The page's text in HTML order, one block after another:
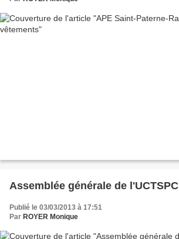
Assemblée générale de l'UCTSPC
Publié le 03/03/2013 à 17:51
Par ROYER Monique